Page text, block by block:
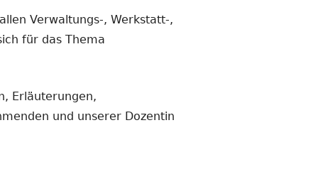
Verwaltungs-, Werkstatt-,
für das Thema
Erläuterungen,
und unserer Dozentin